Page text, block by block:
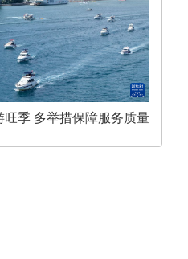
旺季 多举措保障服务质量